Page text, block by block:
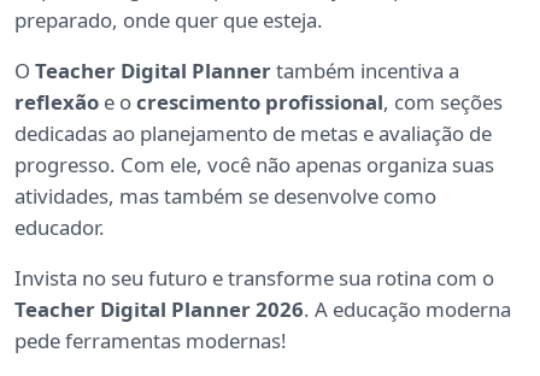
preparado, onde quer que esteja.
O Teacher Digital Plannertambém incentiva a
reflexão e ocrescimento profissional, com seções
dedicadas ao planejamento de metas e avaliação de
progresso. Com ele, você não apenas organiza suas
atividades, mas também se desenvolve como
educador.
Invista no seu futuro e transforme sua rotina com o
Teacher Digital Planner 2026. A educação moderna
pede ferramentas modernas!